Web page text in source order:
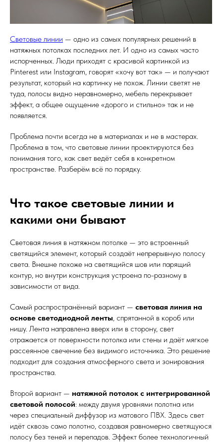
Световые линии — одно из самых популярных решений в
натяжных потолках последних лет. И одно из самых часто
испорченных. Люди приходят с красивой картинкой из
Pinterest или Instagram, говорят «хочу вот так» — и получают
результат, который на картинку не похож. Линии светят не
туда, полосы видно неравномерно, мебель перекрывает
эффект, а общее ощущение «дорого и стильно» так и не
появляется.
Проблема почти всегда не в материалах и не в мастерах.
Проблема в том, что световые линии проектируются без
понимания того, как свет ведёт себя в конкретном
пространстве. Разберём всё по порядку.
Что такое световые линии и
какими они бывают
Световая линия в натяжном потолке — это встроенный
светящийся элемент, который создаёт непрерывную полосу
света. Внешне похоже на светящийся шов или парящий
контур, но внутри конструкция устроена по-разному в
зависимости от вида.
Самый распространённый вариант — световая линия на
основе светодиодной ленты , спрятанной в короб или
нишу. Лента направлена вверх или в сторону, свет
отражается от поверхности потолка или стены и даёт мягкое
рассеянное свечение без видимого источника. Это решение
подходит для создания атмосферного света и зонирования
пространства.
Второй вариант — натяжной потолок с интегрированной
световой полосой: между двумя уровнями полотна или
через специальный диффузор из матового ПВХ. Здесь свет
идёт сквозь само полотно, создавая равномерно светящуюся
полосу без теней и перепадов. Эффект более технологичный